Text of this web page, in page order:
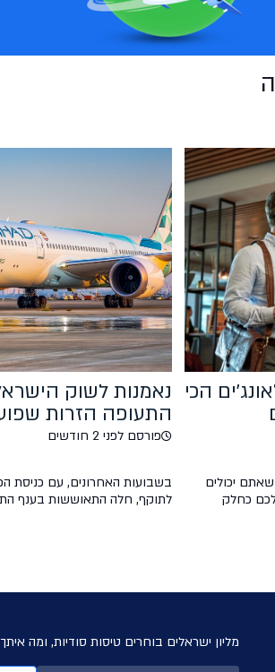
הכי
יכולים
כחלק
נאמנות לשוק
התעופה הזרות
פורסם לפני 2 חודשים
בשבועות האחרונים, עם כניסת
לתוקף, חלה התאוששות בענף
מליון ישראלים בוחרים טיסות סודיות, ומה